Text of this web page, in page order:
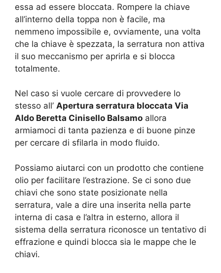
essa ad essere bloccata. Rompere la chiave
all’interno della toppa non è facile, ma
nemmeno impossibile e, ovviamente, una volta
che la chiave è spezzata, la serratura non attiva
il suo meccanismo per aprirla e si blocca
totalmente.
Nel caso si vuole cercare di provvedere lo
stesso all’ Apertura serratura bloccata Via
Aldo Beretta Cinisello Balsamo allora
armiamoci di tanta pazienza e di buone pinze
per cercare di sfilarla in modo fluido.
Possiamo aiutarci con un prodotto che contiene
olio per facilitare l’estrazione. Se ci sono due
chiavi che sono state posizionate nella
serratura, vale a dire una inserita nella parte
interna di casa e l’altra in esterno, allora il
sistema della serratura riconosce un tentativo di
effrazione e quindi blocca sia le mappe che le
chiavi.